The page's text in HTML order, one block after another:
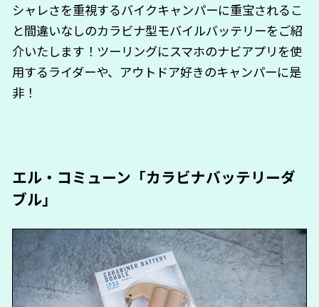
シャレさを重視するバイクキャンパーに重宝されるこ
と間違いなしのカラビナ型モバイルバッテリーをご紹
介いたします！ツーリングにスマホのナビアプリを使
用するライダーや、アウトドア好きのキャンパーに是
非！
エル・コミューン「カラビナバッテリーダ
ブル」